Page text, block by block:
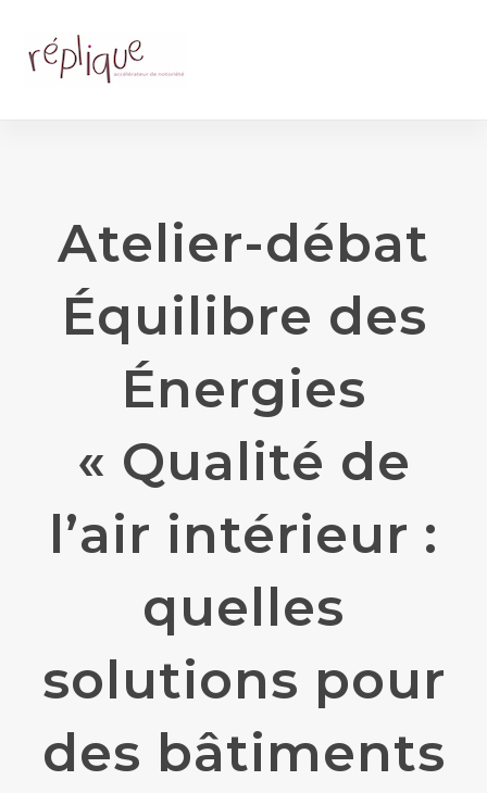
Atelier-débat
Équilibre des
Énergies
« Qualité de
l’air intérieur :
quelles
solutions pour
des bâtiments